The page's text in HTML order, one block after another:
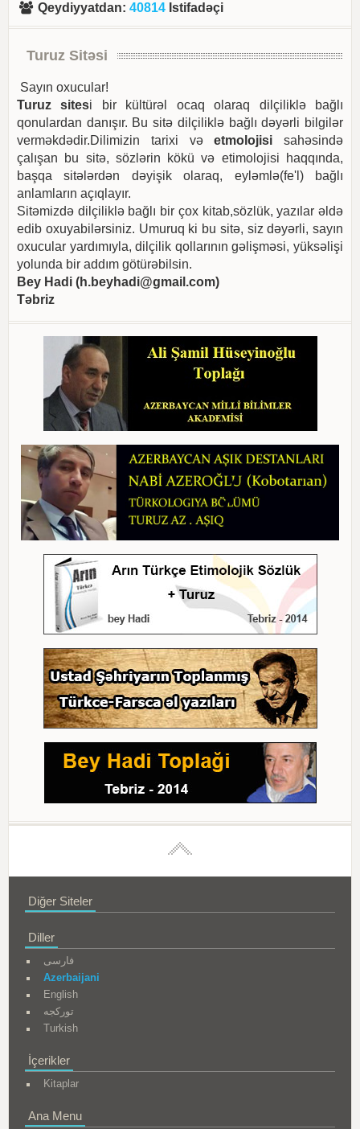
Qeydiyyatdan:40814 Istifadəçi
Turuz Sitəsi
Sayın oxucular!
Turuz sitesi bir kültürəl ocaq olaraq dilçiliklə bağlı
qonulardan danışır. Bu sitə dilçiliklə bağlı dəyərli bilgilər
verməkdədir.Dilimizin tarixi vəetmolojisi sahəsində
çalışan bu sitə, sözlərin kökü və etimolojisi haqqında,
başqa sitələrdən dəyişik olaraq, eyləmlə(fe'l) bağlı
anlamların açıqlayır.
Sitəmizdə dilçiliklə bağlı bir çox kitab,sözlük, yazılar əldə
edib oxuyabilərsiniz. Umuruq ki bu sitə, siz dəyərli, sayın
oxucular yardımıyla, dilçilik qollarının gəlişməsi, yüksəlişi
yolunda bir addım götürəbilsin.
Bey Hadi (h.beyhadi@gmail.com)
Təbriz
Diğer Siteler
Diller
فارسی
Azerbaijani
English
تورکجه
Turkish
İçerikler
Kitaplar
Ana Menu